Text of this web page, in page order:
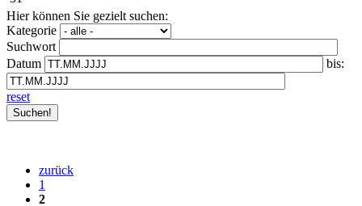
Hier können Sie gezielt suchen:
Kategorie
Suchwort
Datum
bis:
reset
zurück
1
2